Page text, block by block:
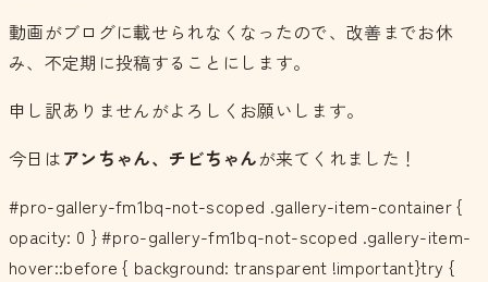
動画がブログに載せられなくなったので、改善までお休
み、不定期に投稿することにします。
申し訳ありませんがよろしくお願いします。
今日はアンちゃん、チビちゃんが来てくれました！
#pro-gallery-fm1bq-not-scoped .gallery-item-container {
opacity: 0 } #pro-gallery-fm1bq-not-scoped .gallery-item-
hover::before { background: transparent !important}try {